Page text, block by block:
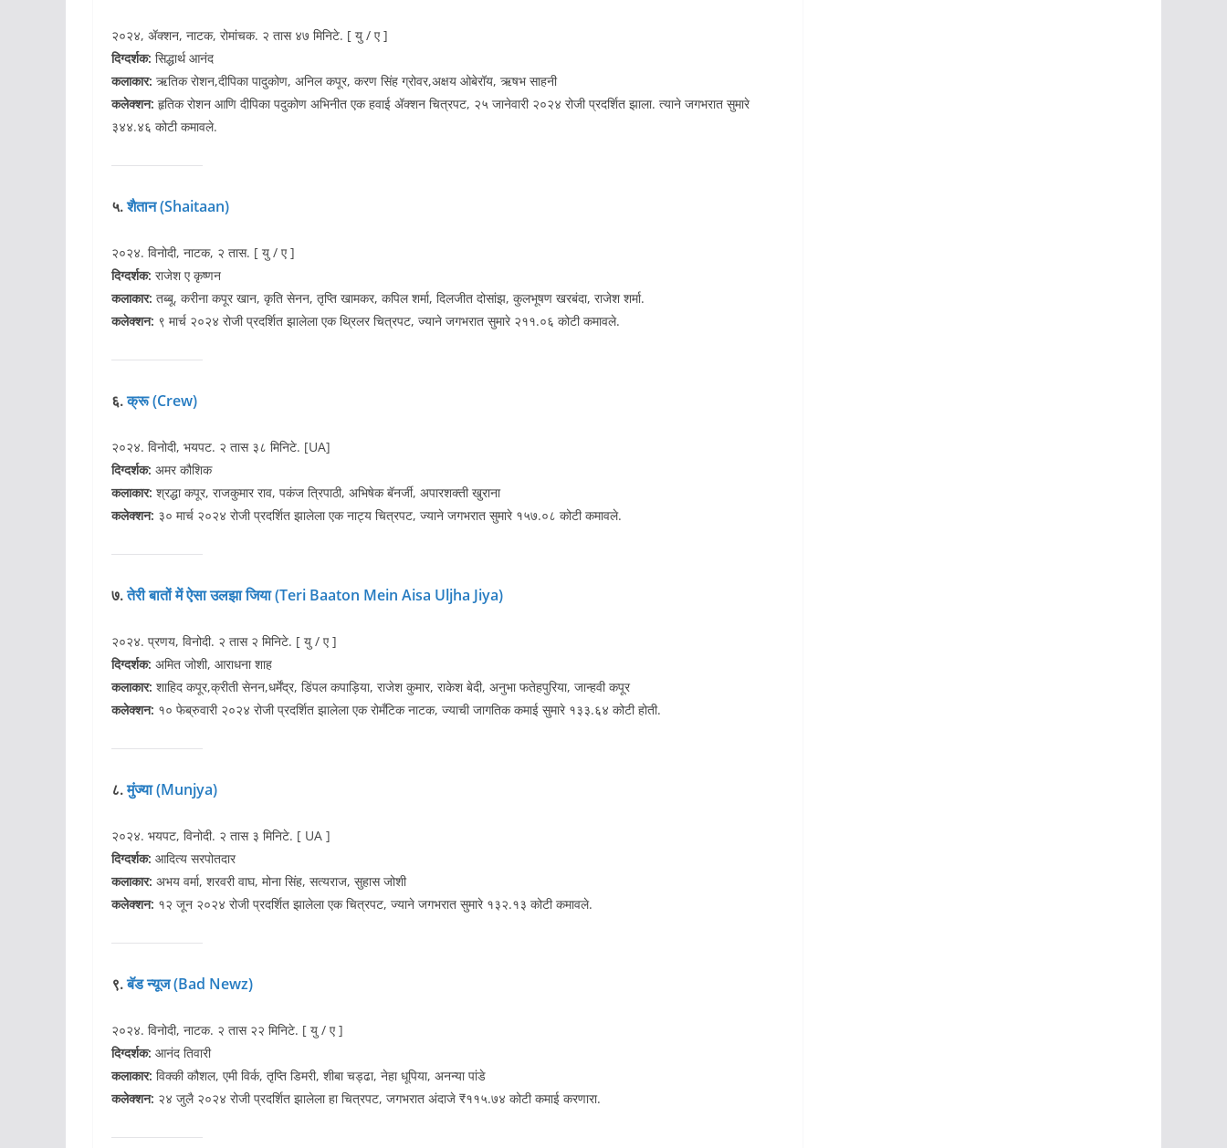
२०२४, ॲक्शन, नाटक, रोमांचक. २ तास ४७ मिनिटे. [ यु / ए ]
दिग्दर्शक: सिद्धार्थ आनंद
कलाकार: ऋतिक रोशन,दीपिका पादुकोण, अनिल कपूर, करण सिंह ग्रोवर,अक्षय ओबेरॉय, ऋषभ साहनी
कलेक्शन: हृतिक रोशन आणि दीपिका पदुकोण अभिनीत एक हवाई ॲक्शन चित्रपट, २५ जानेवारी २०२४ रोजी प्रदर्शित झाला. त्याने जगभरात सुमारे
३४४.४६ कोटी कमावले.
५.शैतान (Shaitaan)
२०२४. विनोदी, नाटक, २ तास. [ यु / ए ]
दिग्दर्शक: राजेश ए कृष्णन
कलाकार: तब्बू, करीना कपूर खान, कृति सेनन, तृप्ति खामकर, कपिल शर्मा, दिलजीत दोसांझ, कुलभूषण खरबंदा, राजेश शर्मा.
कलेक्शन: ९ मार्च २०२४ रोजी प्रदर्शित झालेला एक थ्रिलर चित्रपट, ज्याने जगभरात सुमारे २११.०६ कोटी कमावले.
६.क्रू (Crew)
२०२४. विनोदी, भयपट. २ तास ३८ मिनिटे. [UA]
दिग्दर्शक: अमर कौशिक
कलाकार: श्रद्धा कपूर, राजकुमार राव, पकंज त्रिपाठी, अभिषेक बॅनर्जी, अपारशक्ती खुराना
कलेक्शन: ३० मार्च २०२४ रोजी प्रदर्शित झालेला एक नाट्य चित्रपट, ज्याने जगभरात सुमारे १५७.०८ कोटी कमावले.
७.तेरी बातों में ऐसा उलझा जिया (Teri Baaton Mein Aisa Uljha Jiya)
२०२४. प्रणय, विनोदी. २ तास २ मिनिटे. [ यु / ए ]
दिग्दर्शक: अमित जोशी, आराधना शाह
कलाकार: शाहिद कपूर,क्रीती सेनन,धर्मेंद्र, डिंपल कपाड़िया, राजेश कुमार, राकेश बेदी, अनुभा फतेहपुरिया, जान्हवी कपूर
कलेक्शन: १० फेब्रुवारी २०२४ रोजी प्रदर्शित झालेला एक रोमँटिक नाटक, ज्याची जागतिक कमाई सुमारे १३३.६४ कोटी होती.
८.मुंज्या (Munjya)
२०२४. भयपट, विनोदी. २ तास ३ मिनिटे. [ UA ]
दिग्दर्शक: आदित्य सरपोतदार
कलाकार: अभय वर्मा, शरवरी वाघ, मोना सिंह, सत्यराज, सुहास जोशी
कलेक्शन: १२ जून २०२४ रोजी प्रदर्शित झालेला एक चित्रपट, ज्याने जगभरात सुमारे १३२.१३ कोटी कमावले.
९.बॅड न्यूज (Bad Newz)
२०२४. विनोदी, नाटक. २ तास २२ मिनिटे. [ यु / ए ]
दिग्दर्शक: आनंद तिवारी
कलाकार: विक्की कौशल, एमी विर्क, तृप्ति डिमरी, शीबा चड्ढा, नेहा धूपिया, अनन्या पांडे
कलेक्शन: २४ जुलै २०२४ रोजी प्रदर्शित झालेला हा चित्रपट, जगभरात अंदाजे ₹११५.७४ कोटी कमाई करणारा.